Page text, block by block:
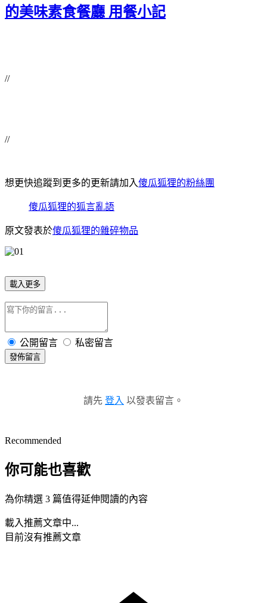
的美味素食餐廳 用餐小記
//
//
想更快追蹤到更多的更新請加入傻瓜狐狸的粉絲團
傻瓜狐狸的狐言亂語
原文發表於傻瓜狐狸的雜碎物品
載入更多
公開留言 私密留言
發佈留言
請先 登入 以發表留言。
Recommended
你可能也喜歡
為你精選 3 篇值得延伸閱讀的內容
載入推薦文章中...
目前沒有推薦文章